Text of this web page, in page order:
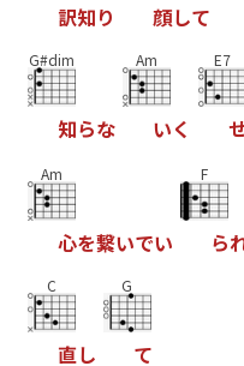
訳知り 顔して
G#dim
知らな
Am
いく
E7
Am
心を繋いでい
F
ら
C
直し
G
て